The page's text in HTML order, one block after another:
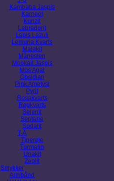
Kambaba Jaspis
Karneol
Kunzit
Labradorit
Lapis Lazuli
Lemuria Kvarts
Malakit
Månesten
Mookait Jaspis
Mos Agat
Obsidian
Pink Ametyst
Pyrit
Rosakvarts
Røgkvarts
Selenit
Septarie
Sodalit
T-Å
Tigerøje
Turmalin
Unakit
Zeolit
Smykker
Armbånd